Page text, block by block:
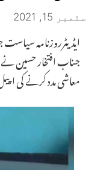
ستمبر 15, 2021
ایڈیٹرروزنامہ
جناب افتخار حسین
معاشی مدد کرنے کی